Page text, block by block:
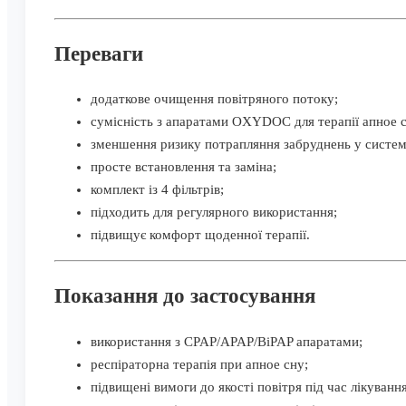
Переваги
додаткове очищення повітряного потоку;
сумісність з апаратами OXYDOC для терапії апное
зменшення ризику потрапляння забруднень у
просте встановлення та заміна;
комплект із 4 фільтрів;
підходить для регулярного використання;
підвищує комфорт щоденної терапії.
Показання до застосування
використання з CPAP/APAP/BiPAP апаратами;
респіраторна терапія при апное сну;
підвищені вимоги до якості повітря під час